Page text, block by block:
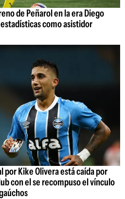
de Peñarol en la era Diego
como asistidor
por Kike Olivera está caída por
con el se recompuso el vínculo